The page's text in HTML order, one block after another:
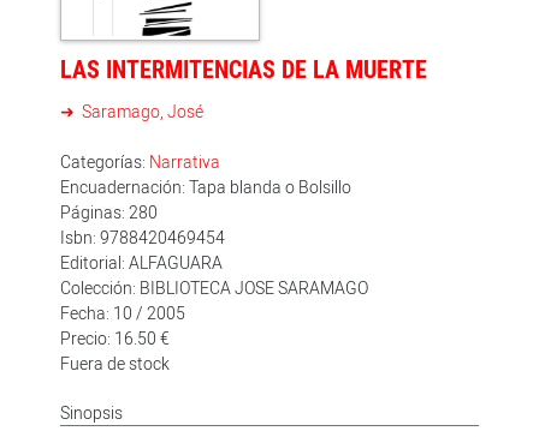
LAS INTERMITENCIAS DE LA MUERTE
Saramago, José
Categorías: Narrativa
Encuadernación: Tapa blanda o Bolsillo
Páginas: 280
Isbn: 9788420469454
Editorial: ALFAGUARA
Colección: BIBLIOTECA JOSE SARAMAGO
Fecha: 10 / 2005
Precio: 16.50 €
Fuera de stock
Sinopsis